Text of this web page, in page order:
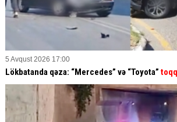
5 Avqust 2026 17:00
Lökbatanda qəza: “Mercedes” və “Toyota”